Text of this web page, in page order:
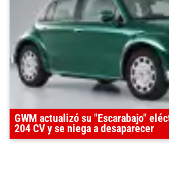
GWM actualizó su "Escarabajo"
204 CV y se niega a desaparecer